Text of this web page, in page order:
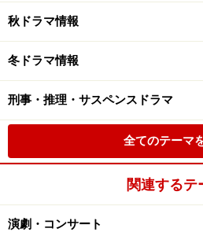
秋ドラマ情報
冬ドラマ情報
刑事・推理・サスペンスドラマ
全てのテーマ
関連するテ
演劇・コンサート